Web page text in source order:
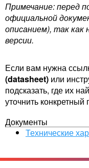
Примечание: перед
официальной
описанием), так
версии.
Если вам нужна
(datasheet) или
подсказать, где их
уточнить конкретный
Документы
Технические